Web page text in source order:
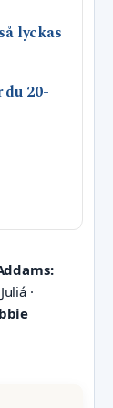
lyckas
20-
·